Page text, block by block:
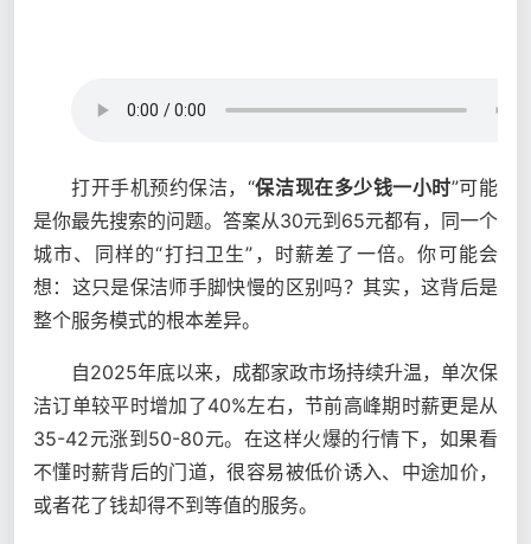
打开手机预约保洁，“保洁现在多少钱一小时”可能
是你最先搜索的问题。答案从30元到65元都有，同一个
城市、同样的“打扫卫生”，时薪差了一倍。你可能会
想：这只是保洁师手脚快慢的区别吗？其实，这背后是
整个服务模式的根本差异。
自2025年底以来，成都家政市场持续升温，单次保
洁订单较平时增加了40%左右，节前高峰期时薪更是从
35-42元涨到50-80元。在这样火爆的行情下，如果看
不懂时薪背后的门道，很容易被低价诱入、中途加价，
或者花了钱却得不到等值的服务。